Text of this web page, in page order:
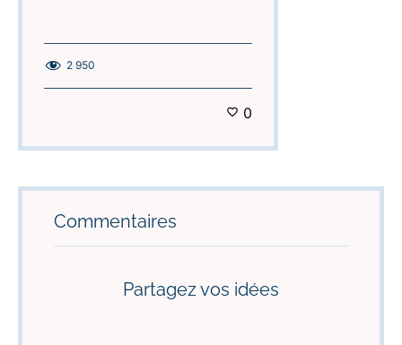
2 950
0
Commentaires
Partagez vos idées